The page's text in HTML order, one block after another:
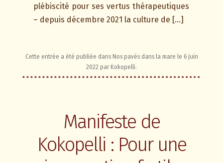
plébiscité pour ses vertus thérapeutiques
– depuis décembre 2021 la culture de […]
Cette entrée a été publiée dans Nos pavés dans la mare le 6 juin
2022 par Kokopelli.
Manifeste de
Kokopelli : Pour une